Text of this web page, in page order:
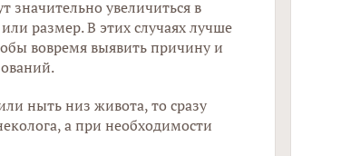
увеличиться в
размер. В этих случаях лучше
вовремя выявить причину и
ныть низ живота, то сразу
а при необходимости